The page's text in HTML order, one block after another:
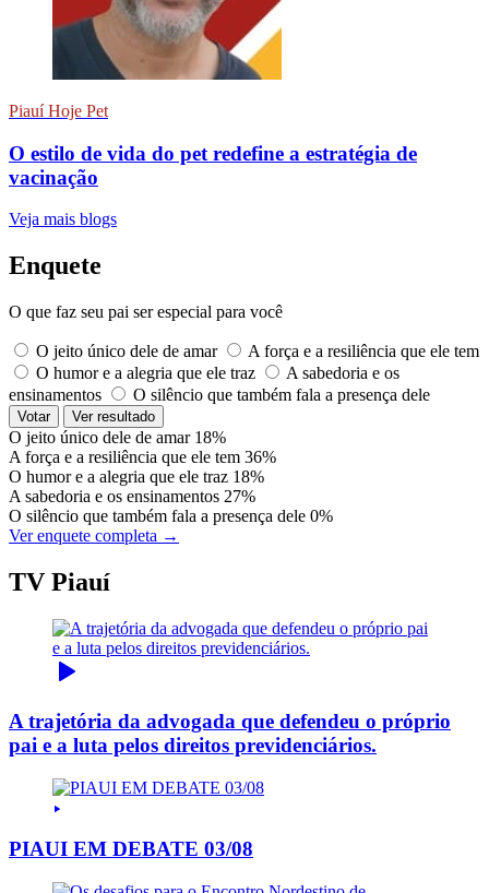
Piauí Hoje Pet
O estilo de vida do pet redefine a estratégia de
vacinação
Veja mais blogs
Enquete
O que faz seu pai ser especial para você
O jeito único dele de amar
A força e a resiliência que ele tem
O humor e a alegria que ele traz
A sabedoria e os
ensinamentos
O silêncio que também fala a presença dele
Votar Ver resultado
O jeito único dele de amar 18%
A força e a resiliência que ele tem 36%
O humor e a alegria que ele traz 18%
A sabedoria e os ensinamentos 27%
O silêncio que também fala a presença dele 0%
Ver enquete completa →
TV Piauí
A trajetória da advogada que defendeu o próprio
pai e a luta pelos direitos previdenciários.
PIAUI EM DEBATE 03/08